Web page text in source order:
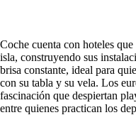
Coche cuenta con hoteles
isla, construyendo sus
brisa constante, ideal para
con su tabla y su vela. Los
fascinación que despiertan
entre quienes practican los